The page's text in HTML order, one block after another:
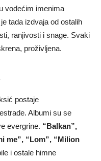
vodećim imenima
tada izdvaja od ostalih
ranjivosti i snage. Svaki
proživljena.
postaje
Albumi su se
evergrine. “Balkan”,
me”, “Lom”, “Milion
i ostale himne